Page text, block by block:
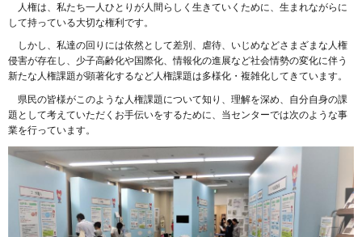
人権は、私たち一人ひとりが人間らしく生きていくために、生まれながらに
して持っている大切な権利です。
しかし、私達の回りには依然として差別、虐待、いじめなどさまざまな人権
侵害が存在し、少子高齢化や国際化、情報化の進展など社会情勢の変化に伴う
新たな人権課題が顕著化するなど人権課題は多様化・複雑化してきています。
県民の皆様がこのような人権課題について知り、理解を深め、自分自身の課
題として考えていただくお手伝いをするために、当センターでは次のような事
業を行っています。